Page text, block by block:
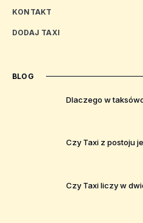
KONTAKT
DODAJ TAXI
BLOG
Dlaczego w
Czy Taxi z postoju
Czy Taxi liczy w